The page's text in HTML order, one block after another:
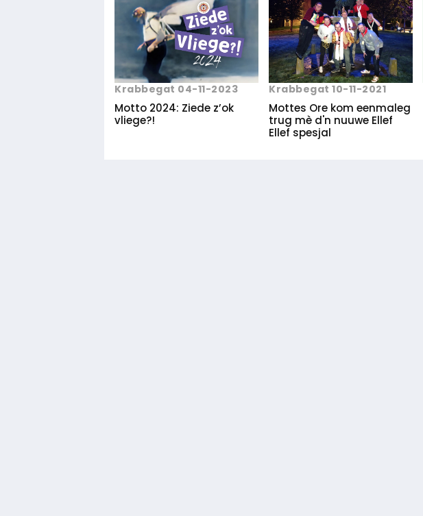
Krabbegat 04-11-2023
Motto 2024: Ziede z’ok
vliege?!
Krabbegat 10-11-2021
Mottes Ore kom eenmaleg
trug mè d'n nuuwe Ellef
Ellef spesjal